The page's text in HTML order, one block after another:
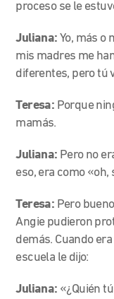
proceso se le
Juliana:Yo, más o
mis madres me
diferentes, pero tú
Teresa: Porque
mamás.
Juliana: Pero no
eso, era como
Teresa: Pero
Angie pudieron
demás. Cuando
escuela le dijo:
Juliana: «¿Quién